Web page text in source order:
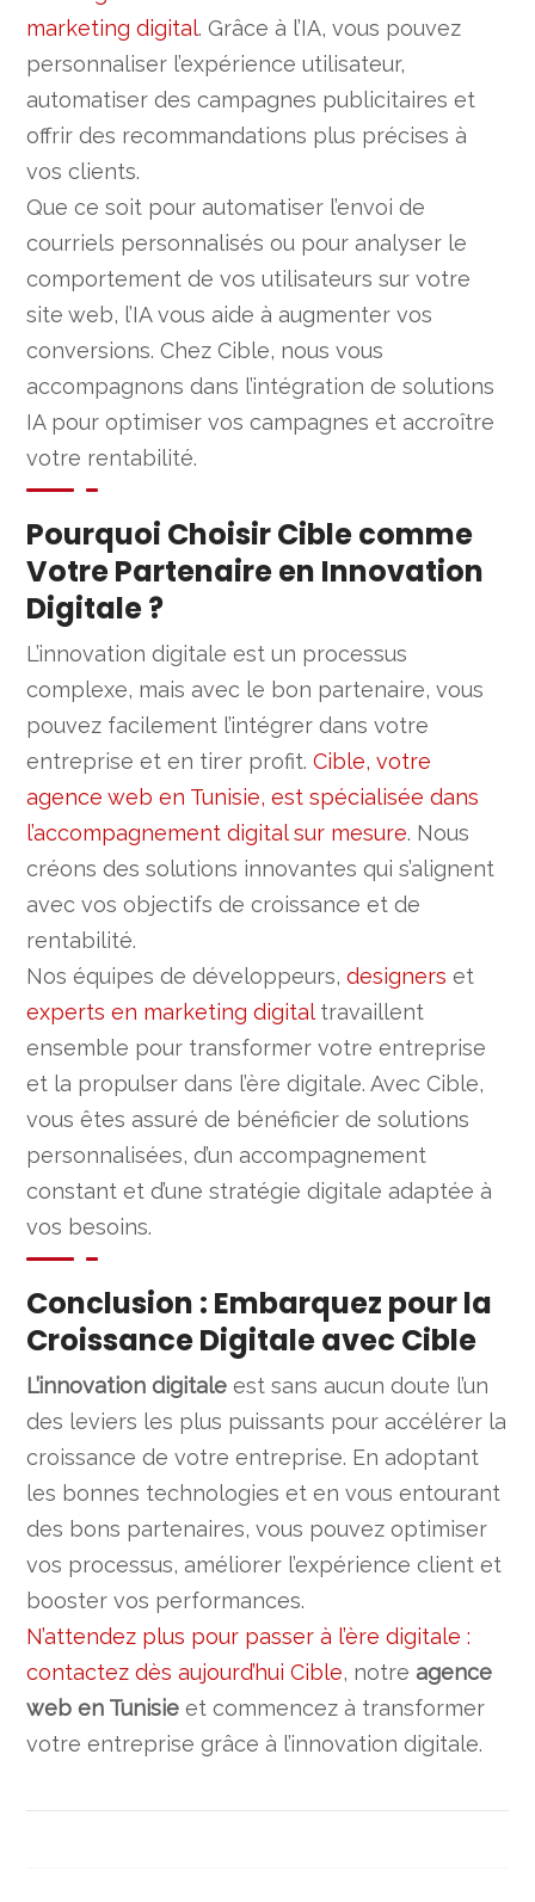
marketing digital. Grâce à l’IA, vous pouvez
personnaliser l’expérience utilisateur,
automatiser des campagnes publicitaires et
offrir des recommandations plus précises à
vos clients.
Que ce soit pour automatiser l’envoi de
courriels personnalisés ou pour analyser le
comportement de vos utilisateurs sur votre
site web, l’IA vous aide à augmenter vos
conversions. Chez Cible, nous vous
accompagnons dans l’intégration de solutions
IA pour optimiser vos campagnes et accroître
votre rentabilité.
Pourquoi Choisir Cible comme
Votre Partenaire en Innovation
Digitale ?
L’innovation digitale est un processus
complexe, mais avec le bon partenaire, vous
pouvez facilement l’intégrer dans votre
entreprise et en tirer profit.Cible, votre
agence web en Tunisie, est spécialisée dans
l’accompagnement digital sur mesure. Nous
créons des solutions innovantes qui s’alignent
avec vos objectifs de croissance et de
rentabilité.
Nos équipes de développeurs,designers et
experts en marketing digital travaillent
ensemble pour transformer votre entreprise
et la propulser dans l’ère digitale. Avec Cible,
vous êtes assuré de bénéficier de solutions
personnalisées, d’un accompagnement
constant et d’une stratégie digitale adaptée à
vos besoins.
Conclusion : Embarquez pour la
Croissance Digitale avec Cible
L’innovation digitale est sans aucun doute l’un
des leviers les plus puissants pour accélérer la
croissance de votre entreprise. En adoptant
les bonnes technologies et en vous entourant
des bons partenaires, vous pouvez optimiser
vos processus, améliorer l’expérience client et
booster vos performances.
N’attendez plus pour passer à l’ère digitale :
contactez dès aujourd’hui Cible, notre agence
web en Tunisie et commencez à transformer
votre entreprise grâce à l’innovation digitale.